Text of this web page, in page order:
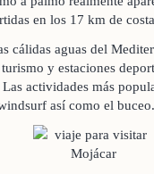
en los 17 km de
cálidas aguas del
y estaciones
actividades más
así como el buceo.